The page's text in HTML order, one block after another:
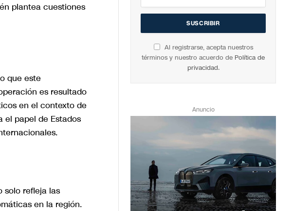
plantea cuestiones
que este
es resultado
en el contexto de
el papel de Estados
solo refleja las
en la región.
Al registrarse, acepta nuestros
términos y nuestro acuerdo de Política de
privacidad.
Anuncio